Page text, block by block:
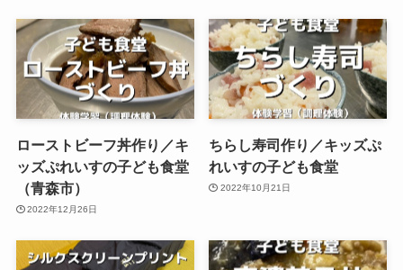
ローストビーフ丼作り／キ
ッズぷれいすの子ども食堂
（青森市）
2022年12月26日
ちらし寿司作り／キッズぷ
れいすの子ども食堂
2022年10月21日